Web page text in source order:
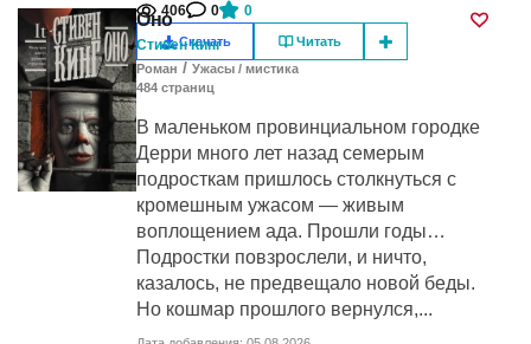
406 0 0
Скачать Читать
Оно
Стивен Кинг
Роман / Ужасы / мистика
484 cтраниц
В маленьком провинциальном городке
Дерри много лет назад семерым
подросткам пришлось столкнуться с
кромешным ужасом — живым
воплощением ада. Прошли годы…
Подростки повзрослели, и ничто,
казалось, не предвещало новой беды.
Но кошмар прошлого вернулся,...